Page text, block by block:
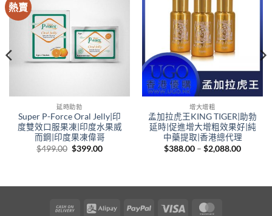
熱賣
延時助勃
Super P-Force Oral Jelly|印
度雙效口服果凍|印度水果威
而鋼|印度果凍偉哥
$499.00 Original
$399.00Current
增大增粗
孟加拉虎王KING TIGER|助勃
延時|促進增大增粗效果好|純
中藥提取|香港總代理
$388.00 – $2,088.00Price
Cash
Alipay PayPal Visa